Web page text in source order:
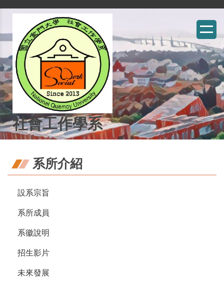
主
內
容
區
社會工作學系
系所介紹
設系宗旨
系所成員
系徽說明
招生影片
未來發展